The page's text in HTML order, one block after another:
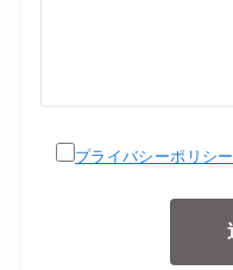
プライバシーポリシー